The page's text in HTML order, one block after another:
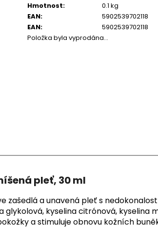
Hmotnost:
0.1 kg
EAN:
5902539702118
EAN:
5902539702118
Položka byla vyprodána…
pleť, 30 ml
a unavená pleť s
kyselina citrónová, kyselina
a stimuluje obnovu kožních